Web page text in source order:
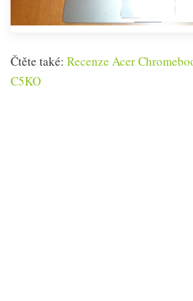
Čtěte také: Recenze Acer
C5KO